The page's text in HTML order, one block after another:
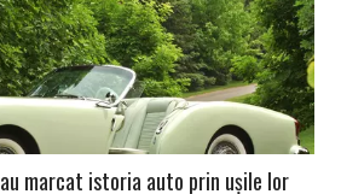
marcat istoria auto prin ușile lor